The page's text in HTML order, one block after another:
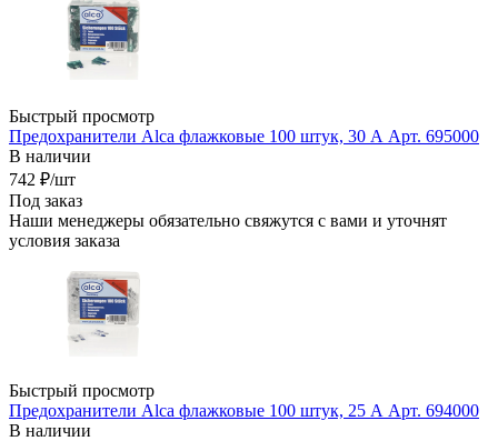
Быстрый просмотр
Предохранители Alca флажковые 100 штук, 30 А Арт. 695000
В наличии
742 ₽/шт
Под заказ
Наши менеджеры обязательно свяжутся с вами и уточнят
условия заказа
Быстрый просмотр
Предохранители Alca флажковые 100 штук, 25 А Арт. 694000
В наличии